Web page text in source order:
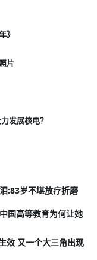
》
片
发展核电？
:83岁不堪放疗折磨
国高等教育为何让她
效 又一个大三角出现